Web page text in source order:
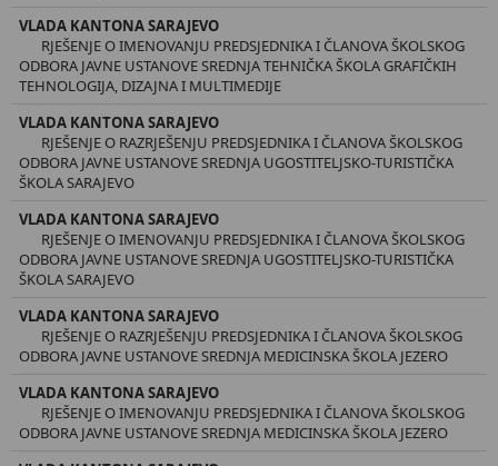
VLADA KANTONA SARAJEVO
RJEŠENJE O IMENOVANJU PREDSJEDNIKA I ČLANOVA ŠKOLSKOG
ODBORA JAVNE USTANOVE SREDNJA TEHNIČKA ŠKOLA GRAFIČKIH
TEHNOLOGIJA, DIZAJNA I MULTIMEDIJE
VLADA KANTONA SARAJEVO
RJEŠENJE O RAZRJEŠENJU PREDSJEDNIKA I ČLANOVA ŠKOLSKOG
ODBORA JAVNE USTANOVE SREDNJA UGOSTITELJSKO-TURISTIČKA
ŠKOLA SARAJEVO
VLADA KANTONA SARAJEVO
RJEŠENJE O IMENOVANJU PREDSJEDNIKA I ČLANOVA ŠKOLSKOG
ODBORA JAVNE USTANOVE SREDNJA UGOSTITELJSKO-TURISTIČKA
ŠKOLA SARAJEVO
VLADA KANTONA SARAJEVO
RJEŠENJE O RAZRJEŠENJU PREDSJEDNIKA I ČLANOVA ŠKOLSKOG
ODBORA JAVNE USTANOVE SREDNJA MEDICINSKA ŠKOLA JEZERO
VLADA KANTONA SARAJEVO
RJEŠENJE O IMENOVANJU PREDSJEDNIKA I ČLANOVA ŠKOLSKOG
ODBORA JAVNE USTANOVE SREDNJA MEDICINSKA ŠKOLA JEZERO